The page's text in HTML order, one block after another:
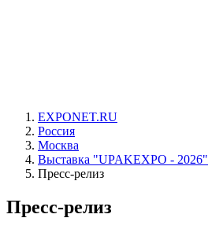
EXPONET.RU
Россия
Москва
Выставка "UPAKEXPO - 2026"
Пресс-релиз
Пресс-релиз